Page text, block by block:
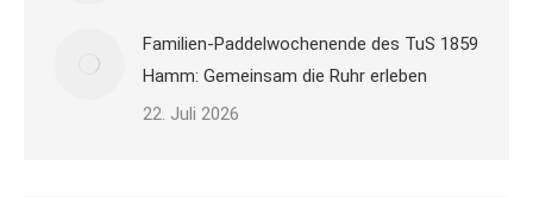
Familien-Paddelwochenende des TuS 1859
Hamm: Gemeinsam die Ruhr erleben
22. Juli 2026